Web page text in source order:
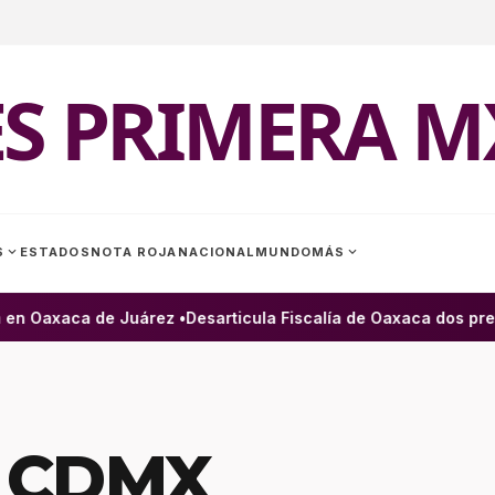
PRIMERA
expand_more ESTADOS NOTA ROJA NACIONAL MUNDOMÁS expand_more
de Juárez •Desarticula Fiscalía de Oaxaca dos